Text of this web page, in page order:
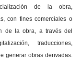
de la obra,
con fines comerciales o
de la obra, a través del
traducciones,
generar obras derivadas.